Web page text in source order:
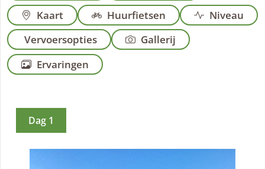
Kaart
Huurfietsen
Niveau
Vervoersopties
Gallerij
Ervaringen
Dag 1